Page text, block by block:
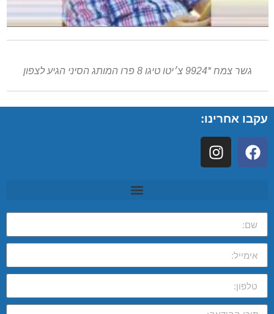
גשר צמח *9924 צ׳יטו טיגו 8 פרו המותג הסיני הגיע לצפון
עקבו אחרינו: